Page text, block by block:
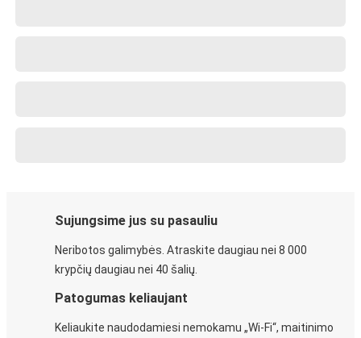
Sujungsime jus su pasauliu
Neribotos galimybės. Atraskite daugiau nei 8 000
krypčių daugiau nei 40 šalių.
Patogumas keliaujant
Keliaukite naudodamiesi nemokamu „Wi-Fi“, maitinimo